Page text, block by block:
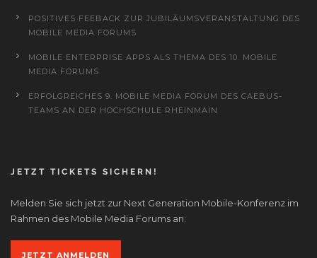
POSITIVES FEEBACK ZUR JUBILÄUMSVERANSTALTUNG DES
MOBILE MEDIA FORUMS
MOBILE ENTERPRISE APPS ALS THEMA DES 10. MOBILE
MEDIA FORUMS
ERFOLGREICHES 9. MOBILE MEDIA FORUM DES CAEBUS-
TEAMS AN DER HOCHSCHULE RHEINMAIN
JETZT TICKETS SICHERN!
Melden Sie sich jetzt zur Next Generation Mobile-Konferenz im
Rahmen des Mobile Media Forums an:
JETZT ANMELDEN